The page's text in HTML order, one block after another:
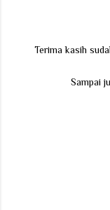
Terima kasih
Sampai